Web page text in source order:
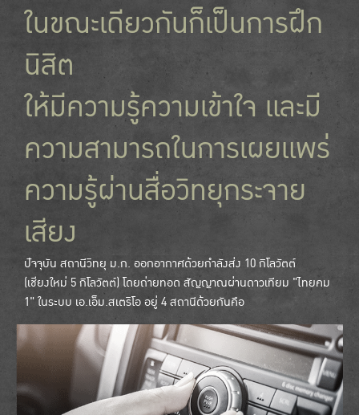
ในขณะเดียวกันก็เป็นการฝึก
นิสิต
ให้มีความรู้ความเข้าใจ และมี
ความสามารถในการเผยแพร่
ความรู้ผ่านสื่อวิทยุกระจาย
เสียง
ปัจจุบัน สถานีวิทยุ ม.ก. ออกอากาศด้วยกำลังส่ง 10 กิโลวัตต์
(เชียงใหม่ 5 กิโลวัตต์) โดยถ่ายทอด สัญญาณผ่านดาวเทียม "ไทยคม
1" ในระบบ เอ.เอ็ม.สเตริโอ อยู่ 4 สถานีด้วยกันคือ